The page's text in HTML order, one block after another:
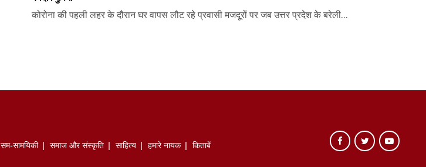
कोरोना की पहली लहर के दौरान घर वापस लौट रहे प्रवासी मजदूरों पर जब उत्तर प्रदेश के बरेली...
सम-सामयिकी समाज और संस्कृति साहित्‍य हमारे नायक किताबें